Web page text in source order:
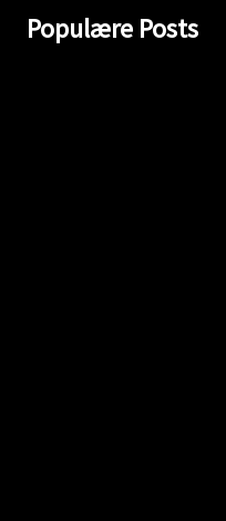
Populære Posts